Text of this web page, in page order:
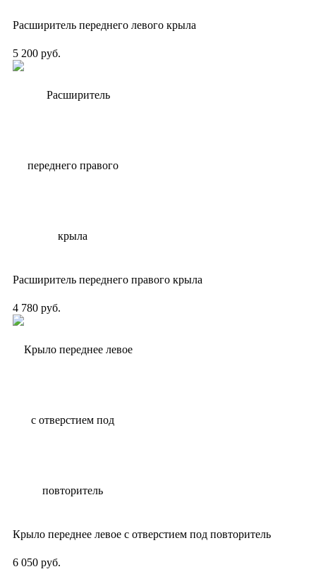
Расширитель переднего левого крыла
5 200 руб.
Расширитель переднего правого крыла
4 780 руб.
Крыло переднее левое с отверстием под повторитель
6 050 руб.